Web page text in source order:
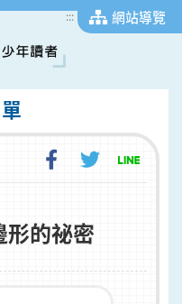
::: 網站導覽
形的祕密